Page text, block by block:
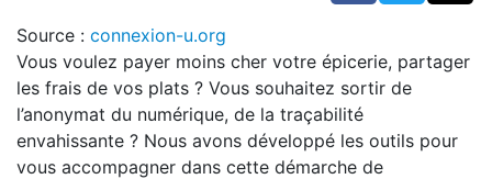
Source : connexion-u.org
Vous voulez payer moins cher votre épicerie, partager
les frais de vos plats ? Vous souhaitez sortir de
l’anonymat du numérique, de la traçabilité
envahissante ? Nous avons développé les outils pour
vous accompagner dans cette démarche de